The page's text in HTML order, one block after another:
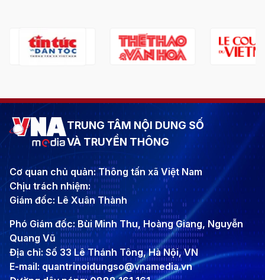
TRUNG TÂM NỘI DUNG SỐ
VÀ TRUYỀN THÔNG
Cơ quan chủ quản: Thông tấn xã Việt Nam
Chịu trách nhiệm:
Giám đốc: Lê Xuân Thành
Phó Giám đốc: Bùi Minh Thu, Hoàng Giang, Nguyễn
Quang Vũ
Địa chỉ: Số 33 Lê Thánh Tông, Hà Nội, VN
E-mail: quantrinoidungso@vnamedia.vn